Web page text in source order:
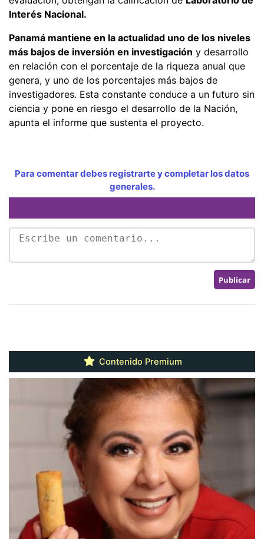
Interés Nacional.
Panamá mantiene en la actualidad uno de los niveles
más bajos de inversión en investigación y desarrollo
en relación con el porcentaje de la riqueza anual que
genera, y uno de los porcentajes más bajos de
investigadores. Esta constante conduce a un futuro sin
ciencia y pone en riesgo el desarrollo de la Nación,
apunta el informe que sustenta el proyecto.
Para comentar debes registrarte y completar los datos
generales.
Contenido Premium